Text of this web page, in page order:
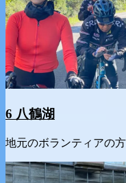
6 八鶴湖
地元のボランティアの